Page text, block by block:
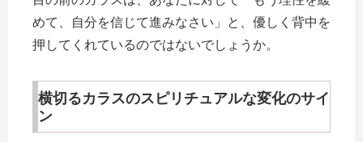
めて、自分を信じて進みなさい」と、優しく背中を
押してくれているのではないでしょうか。
横切るカラスのスピリチュアルな変化のサイ
ン